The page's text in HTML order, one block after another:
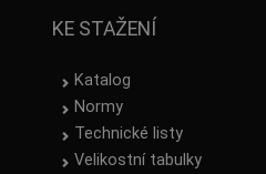
KE STAŽENÍ
Katalog
Normy
Technické listy
Velikostní tabulky